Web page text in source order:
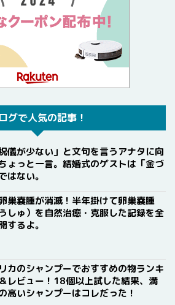
グで人気の記事！
祝儀が少ない」と文句を言うアナタに向
ょっと一言。結婚式のゲストは「金づ
はない。
巣嚢腫が消滅！半年掛けて卵巣嚢腫
うしゅ）を自然治癒・克服した記録を全
するよ。
カのシャンプーでおすすめの物ランキ
レビュー！18個以上試した結果、満
高いシャンプーはコレだった！